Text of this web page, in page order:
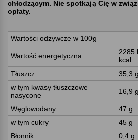
chłodzącym. Nie spotkają Cię w
opłaty.
Wartości odżywcze w 100g
Wartość energetyczna
2285
kcal
Tłuszcz
35,3 g
w tym kwasy tłuszczowe
nasycone
16,9 g
Węglowodany
47 g
w tym cukry
45 g
Błonnik
0,4 g